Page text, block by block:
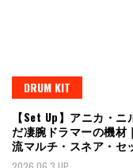
DRUM KIT
【Set Up】アニカ・
だ凄腕ドラマーの機材
流マルチ・スネア・セ